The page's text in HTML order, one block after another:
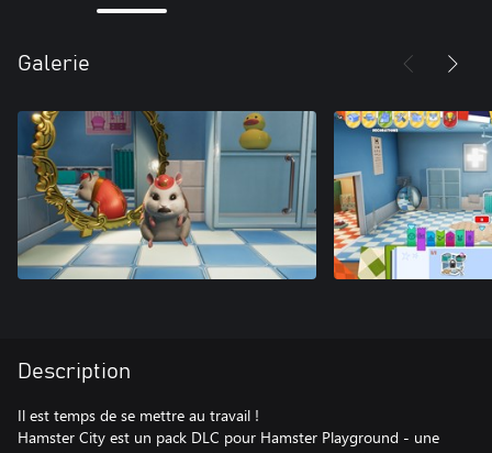
Galerie
Description
Il est temps de se mettre au travail !
Hamster City est un pack DLC pour Hamster Playground - une